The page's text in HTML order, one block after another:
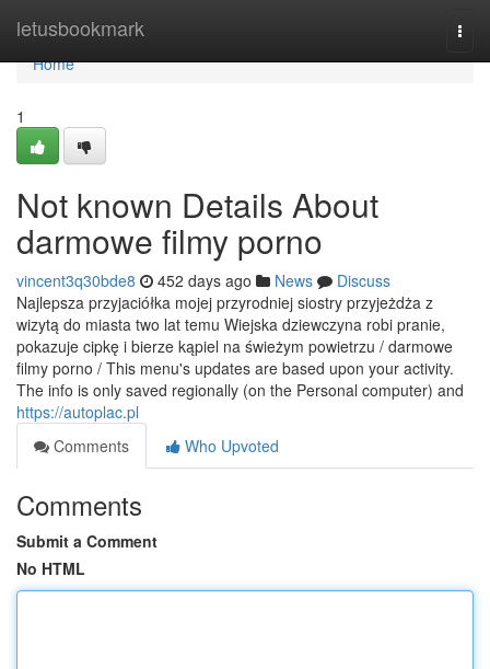
letusbookmark
Home
Home
1
Not known Details About
darmowe filmy porno
vincent3q30bde8 452 days ago News
Discuss
Najlepsza przyjaciółka mojej przyrodniej siostry przyjeżdża z
wizytą do miasta two lat temu Wiejska dziewczyna robi pranie,
pokazuje cipkę i bierze kąpiel na świeżym powietrzu / darmowe
filmy porno / This menu's updates are based upon your activity.
The info is only saved regionally (on the Personal computer) and
https://autoplac.pl
Comments
Who Upvoted
Comments
Submit a Comment
No HTML